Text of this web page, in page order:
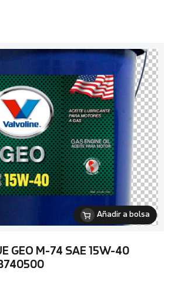
Añadir a bolsa
GEO M-74 SAE 15W-40